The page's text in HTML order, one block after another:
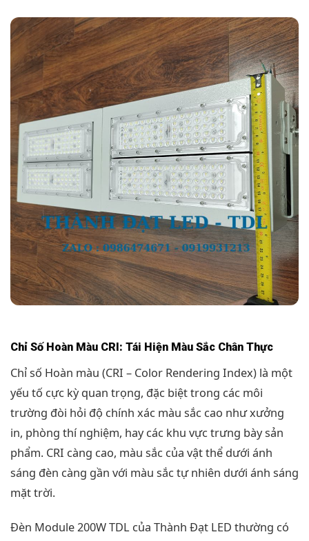
Chỉ Số Hoàn Màu CRI: Tái Hiện Màu Sắc Chân Thực
Chỉ số Hoàn màu (CRI – Color Rendering Index) là một
yếu tố cực kỳ quan trọng, đặc biệt trong các môi
trường đòi hỏi độ chính xác màu sắc cao như xưởng
in, phòng thí nghiệm, hay các khu vực trưng bày sản
phẩm. CRI càng cao, màu sắc của vật thể dưới ánh
sáng đèn càng gần với màu sắc tự nhiên dưới ánh sáng
mặt trời.
Đèn Module 200W TDL của Thành Đạt LED thường có